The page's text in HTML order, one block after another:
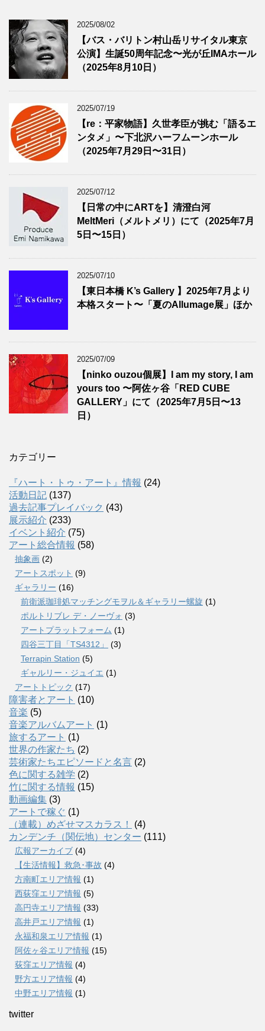
2025/08/02
【バス・バリトン村山岳リサイタル東京
公演】生誕50周年記念〜光が丘IMAホール
（2025年8月10日）
2025/07/19
【re：平家物語】久世孝臣が挑む「語るエ
ンタメ」〜下北沢ハーフムーンホール
（2025年7月29日〜31日）
2025/07/12
【日常の中にARTを】清澄白河
MeltMeri（メルトメリ）にて（2025年7月
5日〜15日）
2025/07/10
【東日本橋 K’s Gallery 】2025年7月より
本格スタート〜「夏のAllumage展」ほか
2025/07/09
【ninko ouzou個展】I am my story, I am
yours too 〜阿佐ヶ谷「RED CUBE
GALLERY」にて（2025年7月5日〜13
日）
カテゴリー
『ハート・トゥ・アート』情報 (24)
活動日記 (137)
過去記事プレイバック (43)
展示紹介 (233)
イベント紹介 (75)
アート総合情報 (58)
抽象画 (2)
アートスポット (9)
ギャラリー (16)
前衛派珈琲処マッチングモヲル＆ギャラリー螺旋 (1)
ポルトリブレ デ・ノーヴォ (3)
アートプラットフォーム (1)
四谷三丁目「TS4312」
(3)
Terrapin Station (5)
ギャルリー・ジュイエ (1)
アートトピック (17)
障害者とアート (10)
音楽 (5)
音楽アルバムアート (1)
旅するアート (1)
世界の作家たち (2)
芸術家たちエピソードと名言 (2)
色に関する雑学 (2)
竹に関する情報 (15)
動画編集 (3)
アートで稼ぐ (1)
（連載）めざせマスカラス！
(4)
カンデンチ（関伝地）センター (111)
広報アーカイブ (4)
【生活情報】救急･事故 (4)
方南町エリア情報 (1)
西荻窪エリア情報 (5)
高円寺エリア情報 (33)
高井戸エリア情報 (1)
永福和泉エリア情報 (1)
阿佐ヶ谷エリア情報 (15)
荻窪エリア情報 (4)
野方エリア情報 (4)
中野エリア情報 (1)
twitter